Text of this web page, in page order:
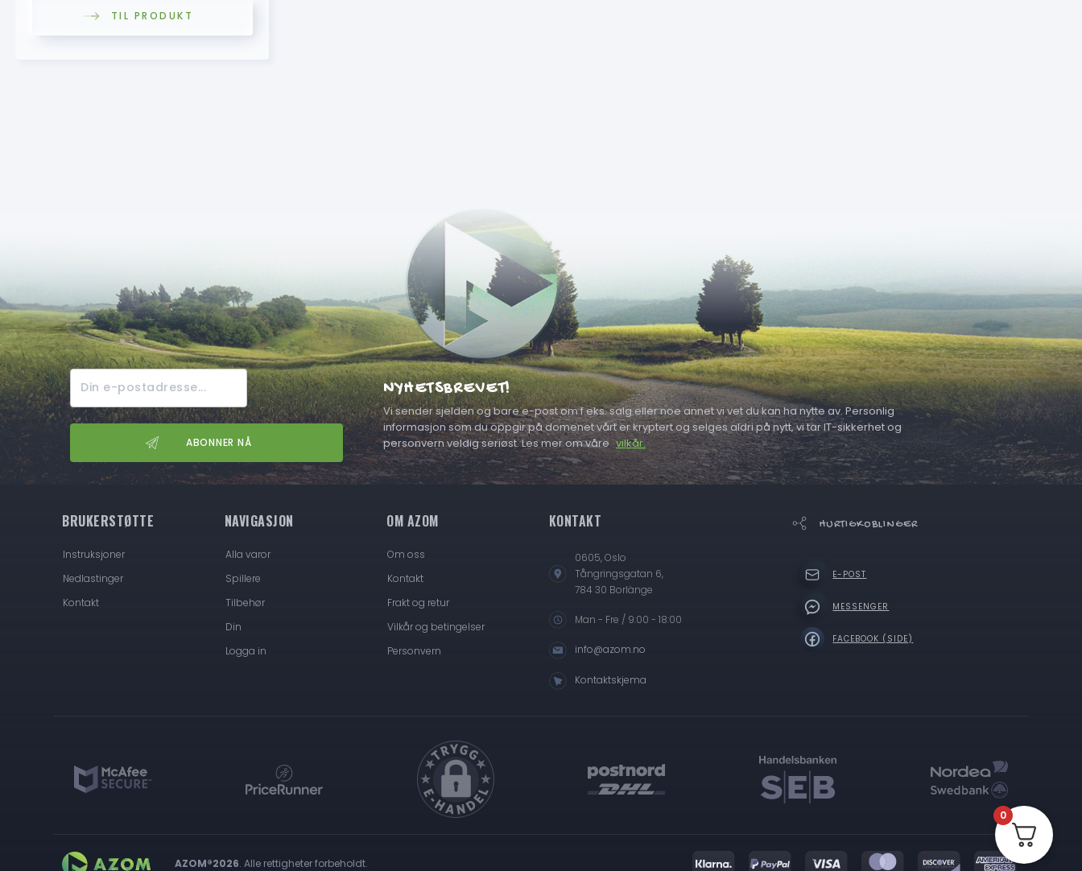
TIL PRODUKT
NYHETSBREVET!
Vi sender sjelden og bare e-post om f.eks. salg eller noe annet vi vet du kan ha nytte av. Personlig
informasjon som du oppgir på domenet vårt er kryptert og selges aldri på nytt, vi tar IT-sikkerhet og
personvern veldig seriøst. Les mer om våre vilkår.
BRUKERSTØTTE
Instruksjoner
Nedlastinger
Kontakt
NAVIGASJON
Alla varor
Spillere
Tilbehør
Din
Logga in
OM AZOM
Om oss
Kontakt
Frakt og retur
Vilkår og betingelser
Personvern
KONTAKT
0605, Oslo
Tångringsgatan 6,
784 30 Borlänge
Man - Fre / 9:00 - 18:00
info@azom.no
Kontaktskjema
HURTIGKOBLINGER
E-POST
MESSENGER
FACEBOOK (SIDE)
AZOM®2026. Alle rettigheter forbeholdt.
0